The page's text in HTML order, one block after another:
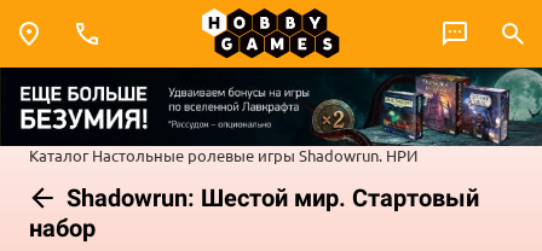
Каталог Настольные ролевые игры Shadowrun. НРИ
Shadowrun: Шестой мир. Стартовый
набор